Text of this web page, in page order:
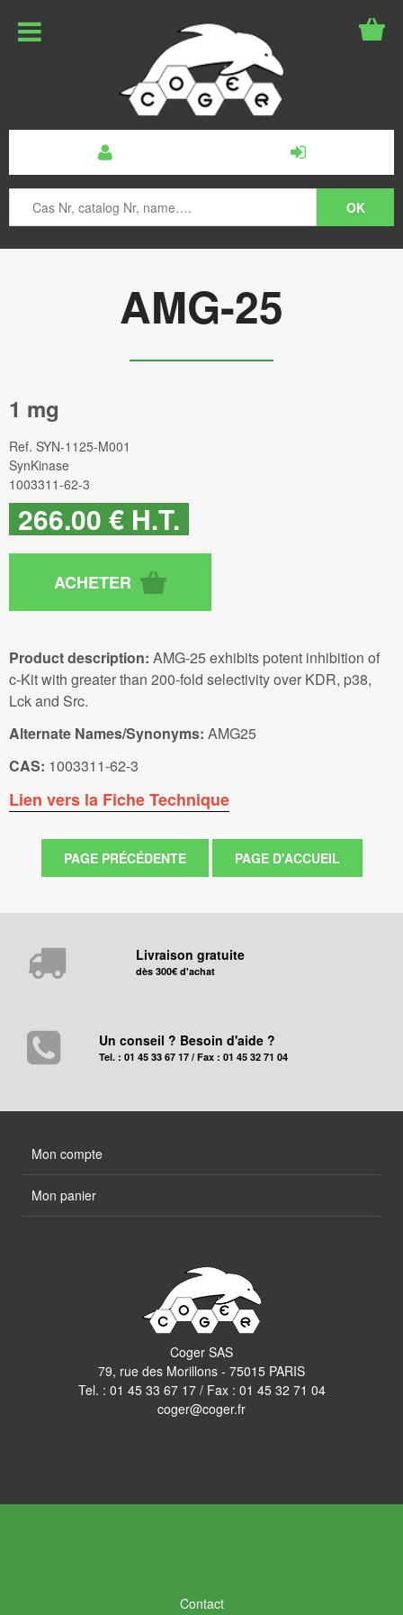
AMG-25
1 mg
Ref. SYN-1125-M001
SynKinase
1003311-62-3
266.00 € H.T.
Product description: AMG-25 exhibits potent inhibition of
c-Kit with greater than 200-fold selectivity over KDR, p38,
Lck and Src.
Alternate Names/Synonyms: AMG25
CAS: 1003311-62-3
Lien vers la Fiche Technique
Livraison gratuite
dès 300€ d'achat
Un conseil ? Besoin d'aide ?
Tel. : 01 45 33 67 17 / Fax : 01 45 32 71 04
Mon compte
Mon panier
Coger SAS
79, rue des Morillons - 75015 PARIS
Tel. : 01 45 33 67 17/ Fax : 01 45 32 71 04
coger@coger.fr
Contact